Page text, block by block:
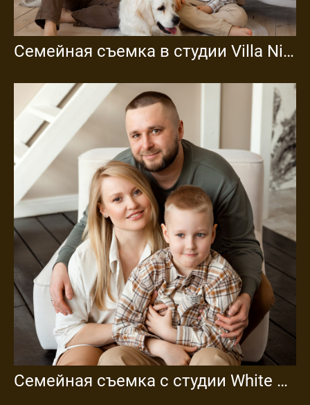
Семейная съемка в студии Villa Nina
Семейная съемка с студии White Garden